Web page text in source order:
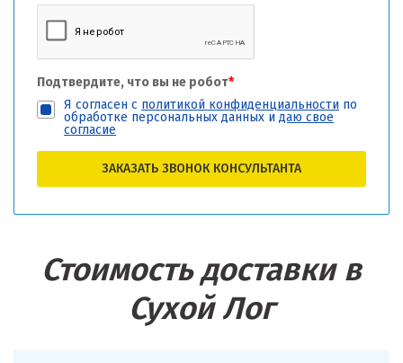
Подтвердите, что вы не робот*
Я согласен с политикой конфиденциальности по
обработке персональных данных и даю свое
согласие
ЗАКАЗАТЬ ЗВОНОК КОНСУЛЬТАНТА
Стоимость доставки в
Сухой Лог